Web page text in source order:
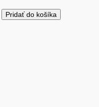
Pridať do košíka